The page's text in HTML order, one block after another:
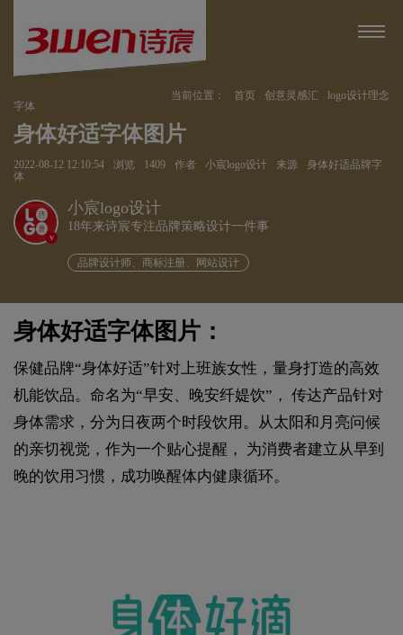
当前位置： 首页 创意灵感汇
logo设计理念
字体
身体好适字体图片
2022-08-12 12:10:54 浏览 1409 作者 小宸logo设计 来源
身体好适品牌字
体
v
小宸logo设计
18年来诗宸专注品牌策略设计一件事
品牌设计师、商标注册、网站设计
身体好适字体图片：
保健品牌“身体好适”针对上班族女性，量身打造的高效
机能饮品。命名为“早安、晚安纤媞饮”， 传达产品针对
身体需求，分为日夜两个时段饮用。从太阳和月亮问候
的亲切视觉，作为一个贴心提醒， 为消费者建立从早到
晚的饮用习惯，成功唤醒体内健康循环。